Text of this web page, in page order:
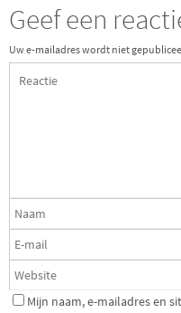
Geef een
Uw e-mailadres wordt niet
Mijn naam, e-mailadres en